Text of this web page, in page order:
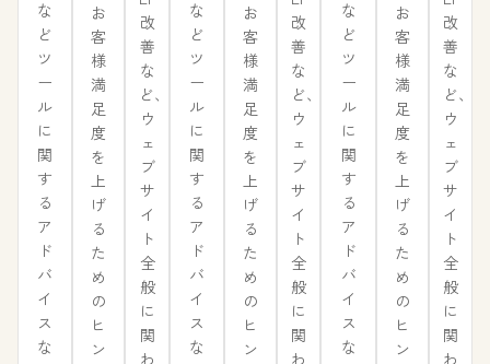
な
ど
ツ
ー
ル
に
関
す
る
ア
ド
バ
イ
ス
な
お
客
様
満
足
度
を
上
げ
る
た
め
の
ヒ
ン
改
善
な
ど、
ウ
ェ
ブ
サ
イ
ト
全
般
に
関
わ
な
ど
ツ
ー
ル
に
関
す
る
ア
ド
バ
イ
ス
な
お
客
様
満
足
度
を
上
げ
る
た
め
の
ヒ
ン
改
善
な
ど、
ウ
ェ
ブ
サ
イ
ト
全
般
に
関
わ
な
ど
ツ
ー
ル
に
関
す
る
ア
ド
バ
イ
ス
な
お
客
様
満
足
度
を
上
げ
る
た
め
の
ヒ
ン
改
善
な
ど、
ウ
ェ
ブ
サ
イ
ト
全
般
に
関
わ